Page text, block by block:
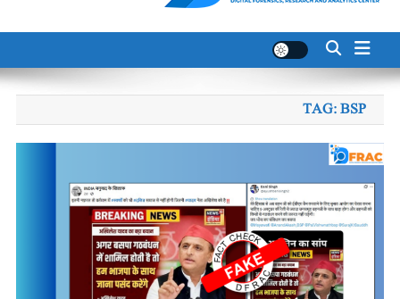
DFRAC_ORG
TAG:BSP